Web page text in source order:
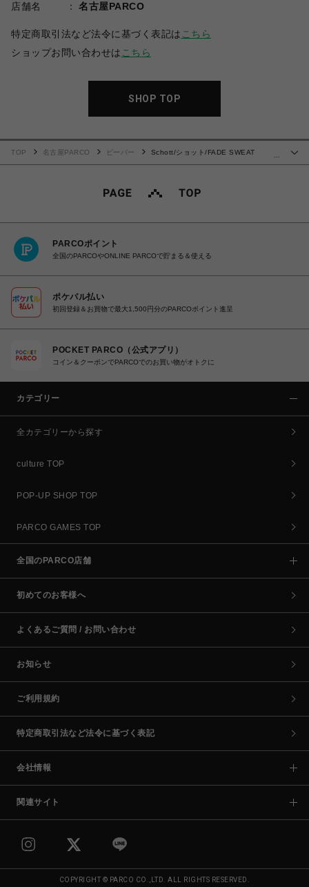
店舗名
名古屋PARCO
特定商取引法など法令に基づく表記は こちら
ショップお問い合わせは こちら
SHOP TOP
…
TOP 名古屋PARCO ビーバー
Schott/ショット/FADE SWEAT
PARCOポイント
全国のPARCOやONLINE PARCOで貯まる＆使える
ポケパル払い
初回登録＆お買物で最大1,500円分のPARCOポイント進呈
POCKET PARCO（公式アプリ）
コイン＆クーポンでPARCOでのお買い物がオトクに
カテゴリー
全カテゴリーから探す
culture TOP
POP-UP SHOP TOP
PARCO GAMES TOP
全国のPARCO店舗
初めてのお客様へ
よくあるご質問 / お問い合わせ
お知らせ
ご利用規約
特定商取引法など法令に基づく表記
会社情報
関連サイト
COPYRIGHT © PARCO CO.,LTD. ALL RIGHTS RESERVED.